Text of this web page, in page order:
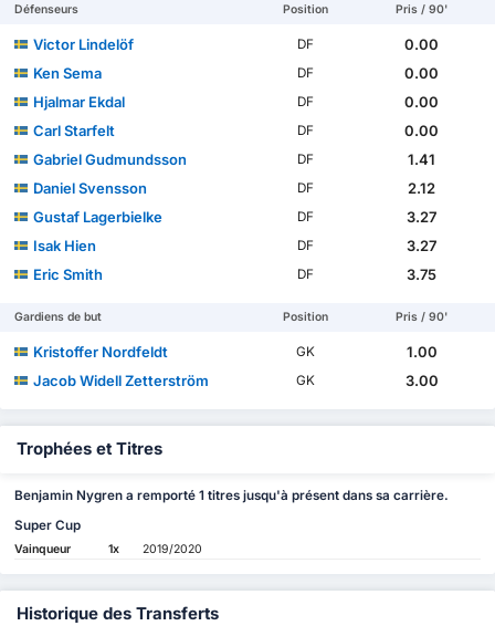
Défenseurs Position Pris / 90'
Victor Lindelöf DF
0.00
Ken Sema
DF
0.00
Hjalmar Ekdal
DF
0.00
Carl Starfelt
DF
0.00
Gabriel Gudmundsson
DF
1.41
Daniel Svensson
DF
2.12
Gustaf Lagerbielke
DF
3.27
Isak Hien
DF
3.27
Eric Smith
DF 3.75
Gardiens de but Position Pris / 90'
Kristoffer Nordfeldt GK
1.00
Jacob Widell Zetterström
GK 3.00
Trophées et Titres
Benjamin Nygren a remporté 1 titres jusqu'à présent dans sa carrière.
Super Cup
Vainqueur 1x 2019/2020
Historique des Transferts